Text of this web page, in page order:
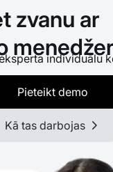
zvanu ar
individuālu
Pieteikt demo
Kā tas darbojas